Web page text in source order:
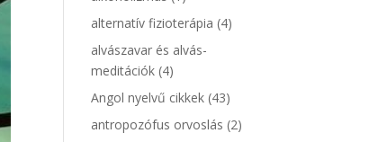
alternatív fizioterápia (4)
alvászavar és alvás-
meditációk (4)
Angol nyelvű cikkek (43)
antropozófus orvoslás (2)